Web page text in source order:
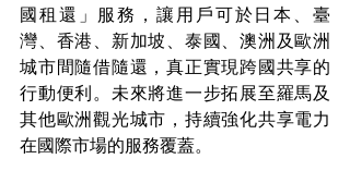
國租還」服務，讓用戶可於日本、臺
灣、香港、新加坡、泰國、澳洲及歐洲
城市間隨借隨還，真正實現跨國共享的
行動便利。未來將進一步拓展至羅馬及
其他歐洲觀光城市，持續強化共享電力
在國際市場的服務覆蓋。